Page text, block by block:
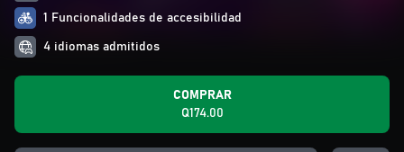
1 Funcionalidades de accesibilidad
4 idiomas admitidos
COMPRAR
Q174.00